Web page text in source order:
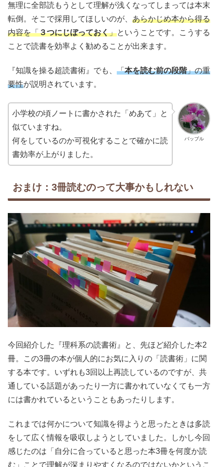
無理に全部読もうとして理解が浅くなってしまっては本末
転倒。そこで採用してほしいのが、 あらかじめ本から得る
内容を「３つにじぼっておく」ということです。こうする
ことで読書を効率よく勧めることが出来ます。
『知識を操る超読書術』でも、 「本を読む前の段階」の重
要性が説明されています。
バッブル
小学校の頃ノートに書かされた「めあて」と
似ていますね。
何をしているのか可視化することで確かに読
書効率が上がりました。
おまけ：3冊読むのって大事かもしれない
今回紹介した『理科系の読書術』と、先ほど紹介した本2
冊。この3冊の本が個人的にお気に入りの「読書術」に関
する本です。いずれも3回以上再読しているのですが、共
通している話題があったり一方に書かれていなくても一方
には書かれているということもあったりします。
これまでは何かについて知識を得ようと思ったときは多読
をして広く情報を吸収しようとしていました。しかし今回
感じたのは「自分に合っていると思った本3冊を何度か読
む」ことで理解が深まりやすくなるのではないかというこ